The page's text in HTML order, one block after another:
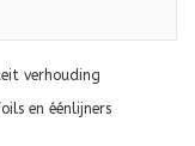
verhouding
en éénlijners